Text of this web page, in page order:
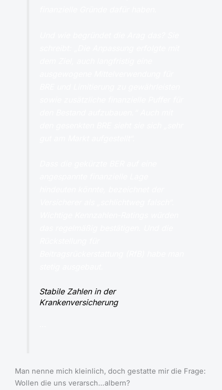
Stabile Zahlen in der
Krankenversicherung
Man nenne mich kleinlich, doch gestatte mir die Frage:
Wollen die uns verarsch…albern?